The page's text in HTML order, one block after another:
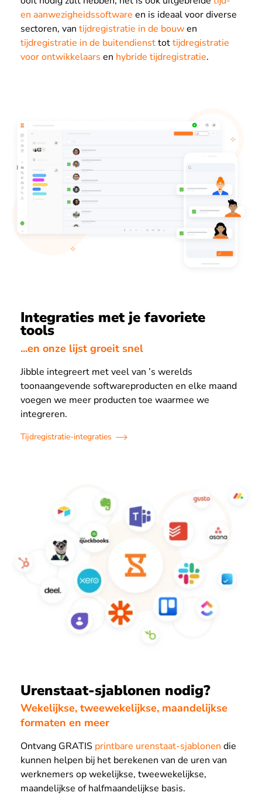
en aanwezigheidssoftware en is ideaal voor diverse
sectoren, van tijdregistratie in de bouwen
tijdregistratie in de buitendiensttottijdregistratie
voor ontwikkelaars en hybride tijdregistratie.
Integraties met je favoriete
tools
...en onze lijst groeit snel
Jibble integreert met veel van ’s werelds
toonaangevende softwareproducten en elke maand
voegen we meer producten toe waarmee we
integreren.
Tijdregistratie-integraties
Urenstaat-sjablonen nodig?
Wekelijkse, tweewekelijkse, maandelijkse
formaten en meer
Ontvang GRATIS printbare urenstaat-sjablonen die
kunnen helpen bij het berekenen van de uren van
werknemers op wekelijkse, tweewekelijkse,
maandelijkse of halfmaandelijkse basis.